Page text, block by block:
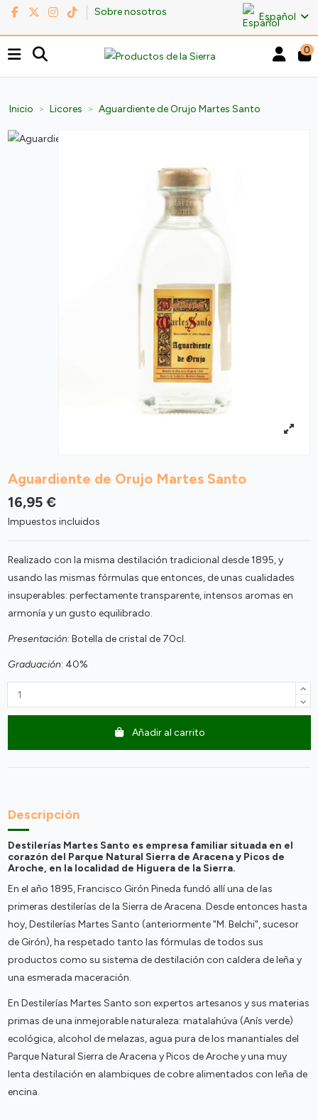
Sobre nosotros Español
0
Inicio Licores Aguardiente de Orujo Martes Santo
Aguardiente de Orujo Martes Santo
16,95 €
Impuestos incluidos
Realizado con la misma destilación tradicional desde 1895, y
usando las mismas fórmulas que entonces, de unas cualidades
insuperables: perfectamente transparente, intensos aromas en
armonía y un gusto equilibrado.
Presentación: Botella de cristal de 70cl.
Graduación: 40%
Añadir al carrito
Descripción
Destilerías Martes Santo es empresa familiar situada en el
corazón del Parque Natural Sierra de Aracena y Picos de
Aroche, en la localidad de Higuera de la Sierra.
En el año 1895, Francisco Girón Pineda fundó allí una de las
primeras destilerías de la Sierra de Aracena. Desde entonces hasta
hoy, Destilerías Martes Santo (anteriormente "M. Belchi", sucesor
de Girón), ha respetado tanto las fórmulas de todos sus
productos como su sistema de destilación con caldera de leña y
una esmerada maceración.
En Destilerías Martes Santo son expertos artesanos y sus materias
primas de una inmejorable naturaleza: matalahúva (Anís verde)
ecológica, alcohol de melazas, agua pura de los manantiales del
Parque Natural Sierra de Aracena y Picos de Aroche y una muy
lenta destilación en alambiques de cobre alimentados con leña de
encina.